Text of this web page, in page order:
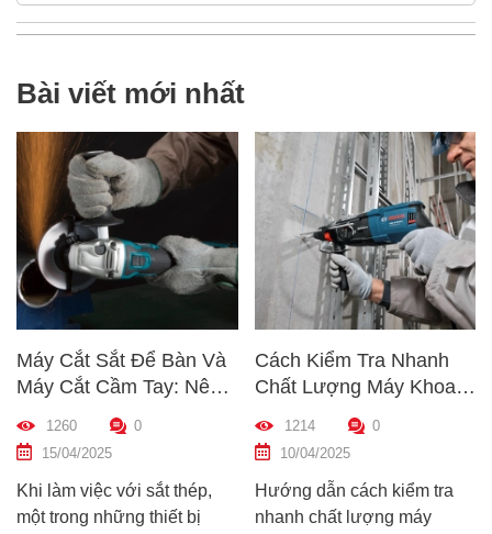
Bài viết mới nhất
Máy Cắt Sắt Để Bàn Và
Máy Cắt Cầm Tay: Nên
Chọn Loại Nào Phù Hợp
Nhất?
1260
0
15/04/2025
Khi làm việc với sắt thép,
một trong những thiết bị
Cách Kiểm Tra Nhanh
Chất Lượng Máy Khoan
Trước Khi Mua – Hướng
Dẫn Chi Tiết Cho Người
Mới
1214
0
10/04/2025
Hướng dẫn cách kiểm tra
nhanh chất lượng máy